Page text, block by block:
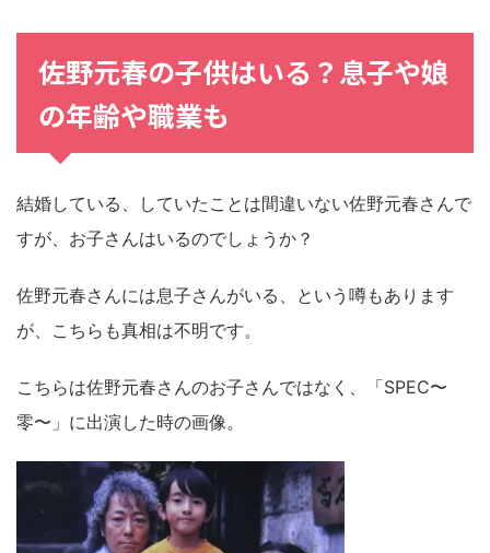
佐野元春の子供はいる？息子や娘
の年齢や職業も
結婚している、していたことは間違いない佐野元春さんで
すが、お子さんはいるのでしょうか？
佐野元春さんには息子さんがいる、という噂もあります
が、こちらも真相は不明です。
こちらは佐野元春さんのお子さんではなく、「SPEC〜
零〜」に出演した時の画像。